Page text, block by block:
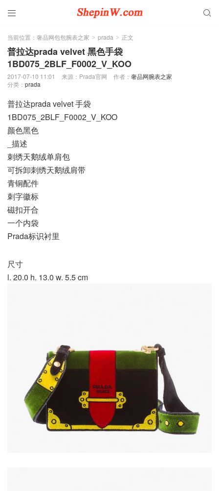
 
当前位置： 奢品网包包腕表之家 > prada > 正文
普拉达prada velvet 黑色手袋
1BD075_2BLF_F0002_V_KOO
2017-07-10 11:01 来源：Prada官网 作者： 奢品网腕表之家
分类： prada
普拉达prada velvet 手袋
1BD075_2BLF_F0002_V_KOO
颜色黑色
_描述
刺绣天鹅绒单肩包
可拆卸刺绣天鹅绒肩带
青铜配件
刺字徽标
磁扣开合
一个内袋
Prada标识衬里
尺寸
l. 20.0 h. 13.0 w. 5.5 cm